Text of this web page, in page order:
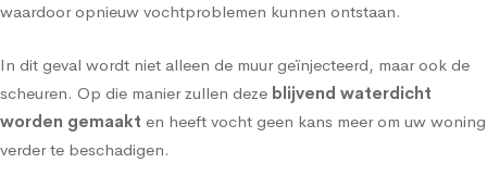
waardoor opnieuw vochtproblemen kunnen ontstaan.
In dit geval wordt niet alleen de muur geïnjecteerd, maar ook de
scheuren. Op die manier zullen deze blijvend waterdicht
worden gemaakt en heeft vocht geen kans meer om uw woning
verder te beschadigen.